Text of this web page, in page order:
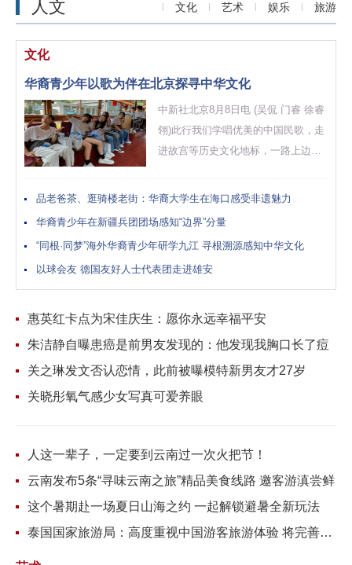
人文 文化 艺术 娱乐 旅游
文化
华裔青少年以歌为伴在北京探寻中华文化
中新社北京8月8日电 (吴侃 门睿 徐睿
翎)此行我们学唱优美的中国民歌，走
进故宫等历史文化地标，一路上边唱
自新西兰的华裔男孩苏以廷8日接受
品老爸茶、逛骑楼老街：华裔大学生在海口感受非遗魅力
华裔青少年在新疆兵团团场感知“边界”分量
“同根·同梦”海外华裔青少年研学九江 寻根溯源感知中华文化
以球会友 德国友好人士代表团走进雄安
惠英红卡点为宋佳庆生：愿你永远幸福平安
朱洁静自曝患癌是前男友发现的：他发现我胸口长了痘
关之琳发文否认恋情，此前被曝模特新男友才27岁
关晓彤氧气感少女写真可爱养眼
人这一辈子，一定要到云南过一次火把节！
云南发布5条“寻味云南之旅”精品美食线路 邀客游滇尝鲜
这个暑期赴一场夏日山海之约 一起解锁避暑全新玩法
泰国国家旅游局：高度重视中国游客旅游体验 将完善产品和服务